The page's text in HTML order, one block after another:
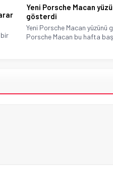
Yeni Porsche Macan
gösterdi
Yeni Porsche Macan yüzünü
Porsche Macan bu hafta